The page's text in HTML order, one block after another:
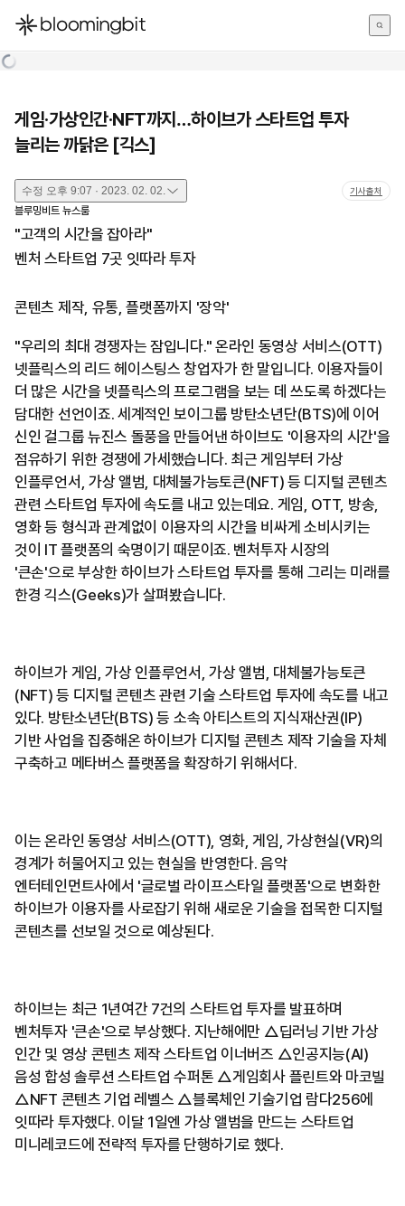
한국어
게임·가상인간·NFT까지…하이브가 스타트업 투자
늘리는 까닭은 [긱스]
수정 오후 9:07 · 2023. 02. 02. 기사출처
블루밍비트 뉴스룸
"고객의 시간을 잡아라"
벤처 스타트업 7곳 잇따라 투자
콘텐츠 제작, 유통, 플랫폼까지 '장악'
"우리의 최대 경쟁자는 잠입니다." 온라인 동영상 서비스(OTT)
넷플릭스의 리드 헤이스팅스 창업자가 한 말입니다. 이용자들이
더 많은 시간을 넷플릭스의 프로그램을 보는 데 쓰도록 하겠다는
담대한 선언이죠. 세계적인 보이그룹 방탄소년단(BTS)에 이어
신인 걸그룹 뉴진스 돌풍을 만들어낸 하이브도 '이용자의 시간'을
점유하기 위한 경쟁에 가세했습니다. 최근 게임부터 가상
인플루언서, 가상 앨범, 대체불가능토큰(NFT) 등 디지털 콘텐츠
관련 스타트업 투자에 속도를 내고 있는데요. 게임, OTT, 방송,
영화 등 형식과 관계없이 이용자의 시간을 비싸게 소비시키는
것이 IT 플랫폼의 숙명이기 때문이죠. 벤처투자 시장의
'큰손'으로 부상한 하이브가 스타트업 투자를 통해 그리는 미래를
한경 긱스(Geeks)가 살펴봤습니다.
하이브가 게임, 가상 인플루언서, 가상 앨범, 대체불가능토큰
(NFT) 등 디지털 콘텐츠 관련 기술 스타트업 투자에 속도를 내고
있다. 방탄소년단(BTS) 등 소속 아티스트의 지식재산권(IP)
기반 사업을 집중해온 하이브가 디지털 콘텐츠 제작 기술을 자체
구축하고 메타버스 플랫폼을 확장하기 위해서다.
이는 온라인 동영상 서비스(OTT), 영화, 게임, 가상현실(VR)의
경계가 허물어지고 있는 현실을 반영한다. 음악
엔터테인먼트사에서 '글로벌 라이프스타일 플랫폼'으로 변화한
하이브가 이용자를 사로잡기 위해 새로운 기술을 접목한 디지털
콘텐츠를 선보일 것으로 예상된다.
하이브는 최근 1년여간 7건의 스타트업 투자를 발표하며
벤처투자 '큰손'으로 부상했다. 지난해에만 △딥러닝 기반 가상
인간 및 영상 콘텐츠 제작 스타트업 이너버즈 △인공지능(AI)
음성 합성 솔루션 스타트업 수퍼톤 △게임회사 플린트와 마코빌
△NFT 콘텐츠 기업 레벨스 △블록체인 기술기업 람다256에
잇따라 투자했다. 이달 1일엔 가상 앨범을 만드는 스타트업
미니레코드에 전략적 투자를 단행하기로 했다.